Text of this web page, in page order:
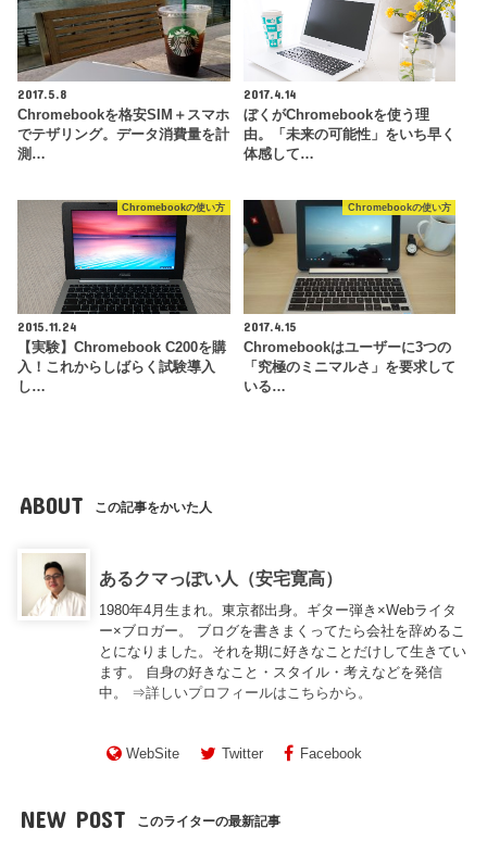
2017.5.8
Chromebookを格安SIM＋スマホ
でテザリング。データ消費量を計
測…
2017.4.14
ぼくがChromebookを使う理
由。「未来の可能性」をいち早く
体感して…
Chromebookの使い方
2015.11.24
【実験】Chromebook C200を購
入！これからしばらく試験導入
し…
Chromebookの使い方
2017.4.15
Chromebookはユーザーに3つの
「究極のミニマルさ」を要求して
いる…
ABOUT この記事をかいた人
あるクマっぽい人（安宅寛高）
1980年4月生まれ。東京都出身。ギター弾き×Webライタ
ー×ブロガー。 ブログを書きまくってたら会社を辞めるこ
とになりました。それを期に好きなことだけして生きてい
ます。 自身の好きなこと・スタイル・考えなどを発信
中。 ⇒詳しいプロフィールはこちらから。
WebSite Twitter Facebook
NEW POST このライターの最新記事